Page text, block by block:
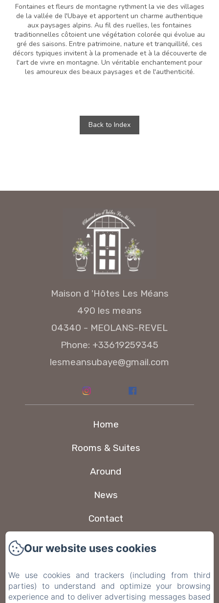
Fontaines et fleurs de montagne rythment la vie des villages
de la vallée de l'Ubaye et apportent un charme authentique
aux paysages alpins. Au fil des ruelles, les fontaines
traditionnelles côtoient une végétation colorée qui évolue au
gré des saisons. Entre patrimoine, nature et tranquillité, ces
décors typiques invitent à la promenade et à la découverte de
l'art de vivre en montagne. Un véritable enchantement pour
les amoureux des beaux paysages et de l'authenticité.
Back to Index
Maison d 'Hôtes Les Méans
490 les means
04340 - MEOLANS-REVEL
Phone: +33619259345
lesmeansubaye@gmail.com
Home
Rooms & Suites
Around
News
Contact
New Menu Item
Legal Information
Our website uses cookies
We use cookies and trackers (including from third
parties) to understand and optimize your browsing
experience and to deliver advertising messages based